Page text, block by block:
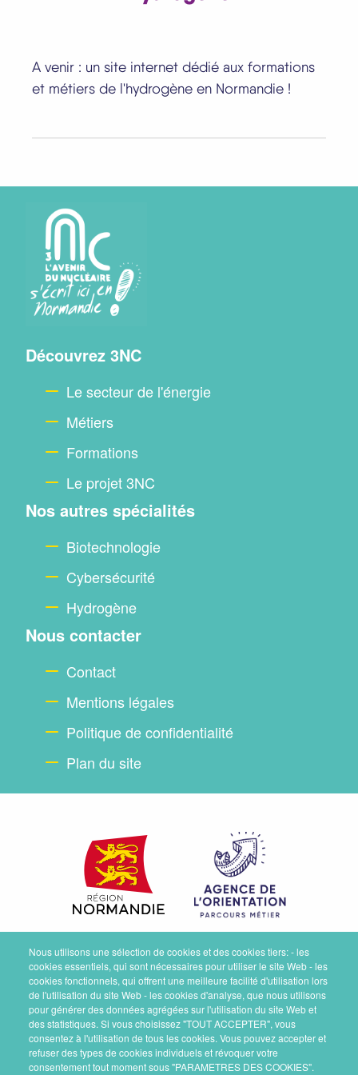
A venir : un site internet dédié aux formations
et métiers de l'hydrogène en Normandie !
Menu
Découvrez 3NC
Le secteur de l'énergie
Métiers
Formations
Le projet 3NC
Nos autres spécialités
Biotechnologie
Cybersécurité
Hydrogène
Nous contacter
Contact
Mentions légales
Politique de confidentialité
Plan du site
Nous utilisons une sélection de cookies et des cookies tiers: - les
cookies essentiels, qui sont nécessaires pour utiliser le site Web - les
cookies fonctionnels, qui offrent une meilleure facilité d'utilisation lors
de l'utilisation du site Web - les cookies d'analyse, que nous utilisons
pour générer des données agrégées sur l'utilisation du site Web et
des statistiques. Si vous choisissez "TOUT ACCEPTER", vous
consentez à l'utilisation de tous les cookies. Vous pouvez accepter et
refuser des types de cookies individuels et révoquer votre
consentement tout moment sous "PARAMETRES DES COOKIES".